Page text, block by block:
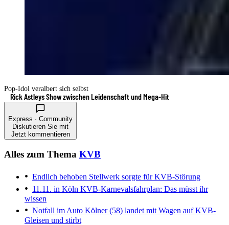
Pop-Idol veralbert sich selbst
Rick Astleys Show zwischen Leidenschaft und Mega-Hit
Express · Community
Diskutieren Sie mit
Jetzt kommentieren
Alles zum Thema KVB
Endlich behoben Stellwerk sorgte für KVB-Störung
11.11. in Köln KVB-Karnevalsfahrplan: Das müsst ihr
wissen
Notfall im Auto Kölner (58) landet mit Wagen auf KVB-
Gleisen und stirbt